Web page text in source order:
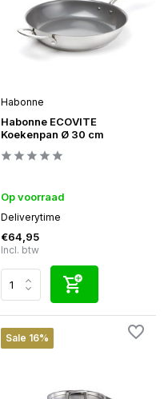
Habonne
Habonne ECOVITE
Koekenpan Ø 30 cm
Op voorraad
Deliverytime
€64,95
Incl. btw
Sale 16%